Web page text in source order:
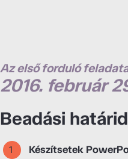
Az első forduló
2016. február
Beadási
Készítsetek